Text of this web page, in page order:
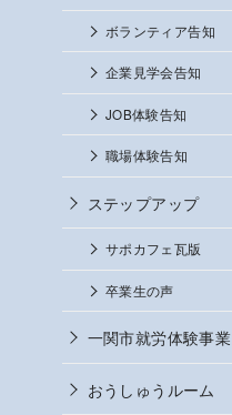
ボランティア告知
企業見学会告知
JOB体験告知
職場体験告知
ステップアップ
サポカフェ瓦版
卒業生の声
一関市就労体験事業
おうしゅうルーム